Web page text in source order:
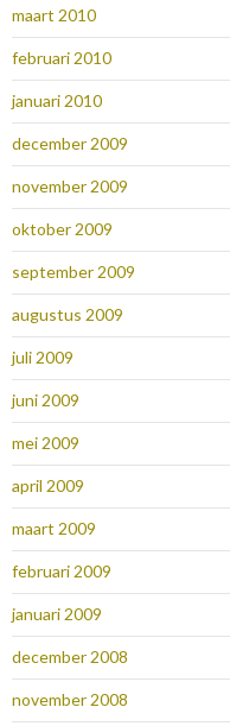
maart 2010
februari 2010
januari 2010
december 2009
november 2009
oktober 2009
september 2009
augustus 2009
juli 2009
juni 2009
mei 2009
april 2009
maart 2009
februari 2009
januari 2009
december 2008
november 2008